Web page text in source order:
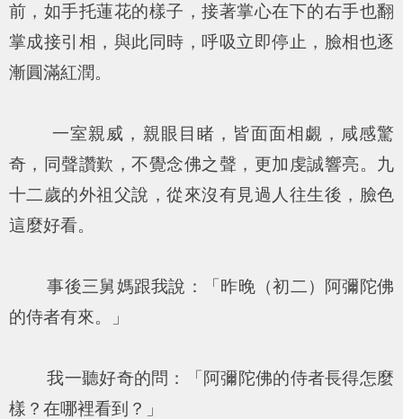
前，如手托蓮花的樣子，接著掌心在下的右手也翻
掌成接引相，與此同時，呼吸立即停止，臉相也逐
漸圓滿紅潤。
一室親威，親眼目睹，皆面面相覷，咸感驚
奇，同聲讚歎，不覺念佛之聲，更加虔誠響亮。九
十二歲的外祖父說，從來沒有見過人往生後，臉色
這麼好看。
事後三舅媽跟我說：「昨晚（初二）阿彌陀佛
的侍者有來。」
我一聽好奇的問：「阿彌陀佛的侍者長得怎麼
樣？在哪裡看到？」